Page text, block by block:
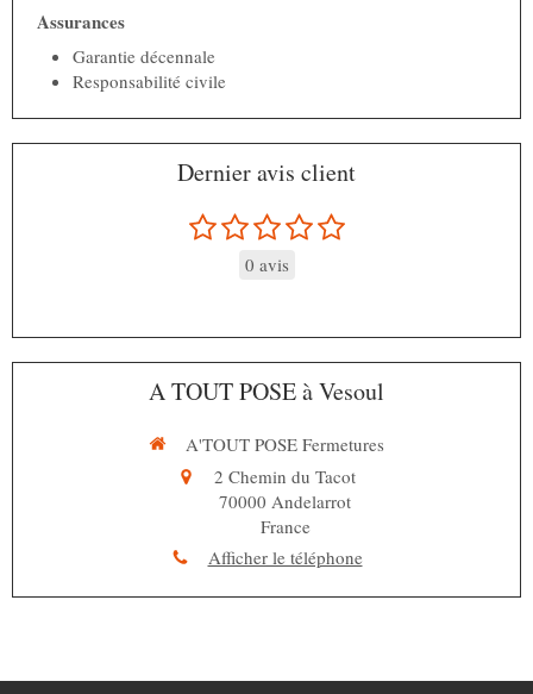
Assurances
Garantie décennale
Responsabilité civile
Dernier avis client
0 avis
A TOUT POSE à Vesoul
A'TOUT POSE Fermetures
2 Chemin du Tacot
70000 Andelarrot
France
Afficher le téléphone